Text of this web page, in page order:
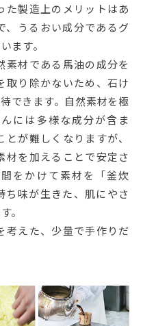
た製造上のメリットはあ
、うるおい成分であるグ
ます。
素材である馬油の成分を
取り除かないため、石け
できます。自然素材を極
には多様な成分が含ま
が難しくなりますが、
材を加えることで安定さ
をかけて素材を「釜炊
ち味が生きた、肌にやさ
。
考えた、少量で手作りだ